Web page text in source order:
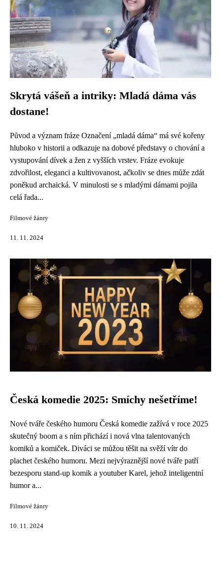
Skrytá vášeň a intriky: Mladá dáma vás
dostane!
Původ a význam fráze Označení „mladá dáma“ má své kořeny
hluboko v historii a odkazuje na dobové představy o chování a
vystupování dívek a žen z vyšších vrstev. Fráze evokuje
zdvořilost, eleganci a kultivovanost, ačkoliv se dnes může zdát
poněkud archaická. V minulosti se s mladými dámami pojila
celá řada...
Filmové žánry
11. 11. 2024
Česká komedie 2025: Smíchy nešetříme!
Nové tváře českého humoru Česká komedie zažívá v roce 2025
skutečný boom a s ním přichází i nová vlna talentovaných
komiků a komiček. Diváci se můžou těšit na svěží vítr do
plachet českého humoru. Mezi nejvýraznější nové tváře patří
bezesporu stand-up komik a youtuber Karel, jehož inteligentní
humor a...
Filmové žánry
10. 11. 2024